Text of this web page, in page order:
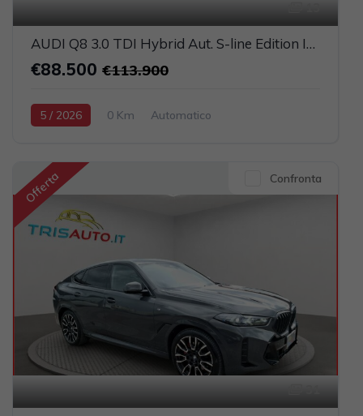
AUDI Q8 3.0 TDI Hybrid Aut. S-line Edition IVATA (TETTO PANORAMICO APRIBILE)
€88.500 €113.900
5 / 2026 0 Km
Automatico
2967cc 286CV / 210KW
Offerta Confronta